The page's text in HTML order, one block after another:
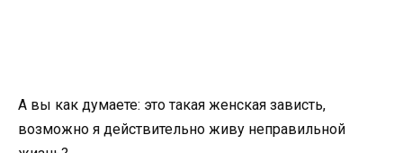
А вы как думаете: это такая женская зависть,
возможно я действительно живу неправильной